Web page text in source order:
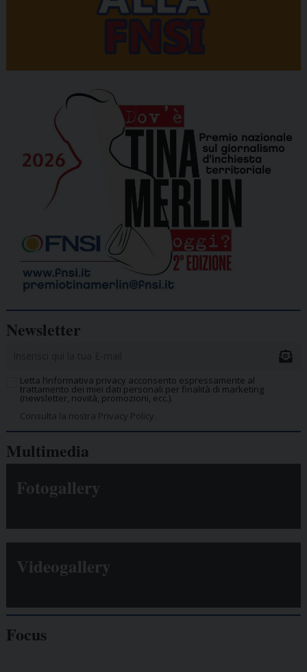
Newsletter
Letta l’informativa privacy acconsento espressamente al
trattamento dei miei dati personali per finalità di marketing
(newsletter, novità, promozioni, ecc.).
Consulta la nostra Privacy Policy.
Multimedia
Fotogallery
Videogallery
Focus